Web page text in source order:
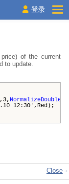
登录
of the current
to update.
,3, NormalizeDouble
12:30',Red);
Close